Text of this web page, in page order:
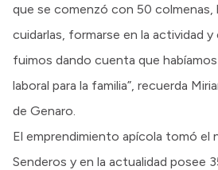
que se comenzó con 50 colmenas,
cuidarlas, formarse en la actividad
fuimos dando cuenta que
laboral para la familia”, recuerda
de Genaro.
El emprendimiento apícola tomó el
Senderos y en la actualidad posee